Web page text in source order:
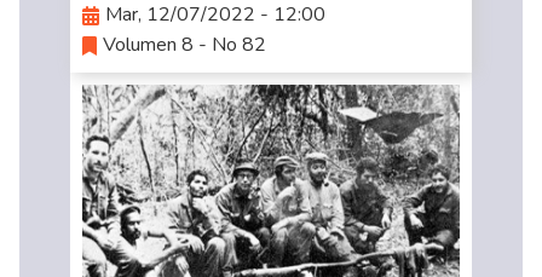
Mar, 12/07/2022 - 12:00
Volumen 8 - No 82